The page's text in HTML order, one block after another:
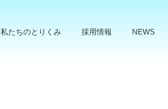
私たちのとりくみ 採用情報 NEWS